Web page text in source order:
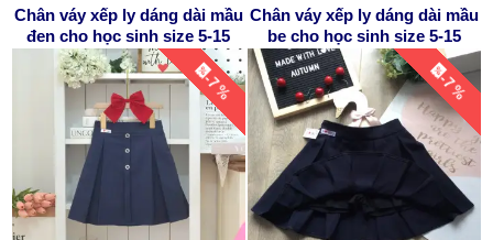
Chân váy xếp ly dáng dài mầu
đen cho học sinh size 5-15
Chân váy xếp ly dáng dài mầu
be cho học sinh size 5-15
-7 % -7 %